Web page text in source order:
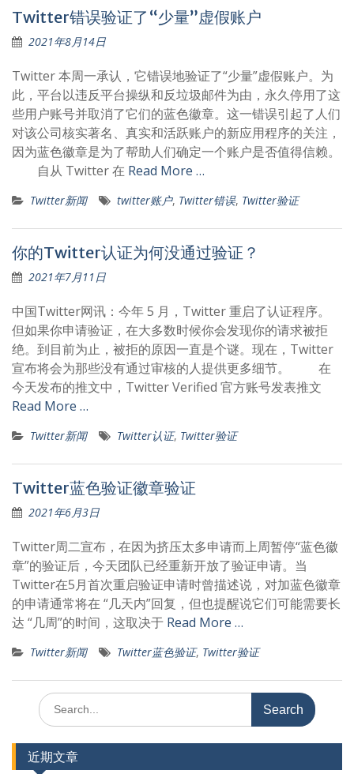
Twitter错误验证了“少量”虚假账户
2021年8月14日
Twitter 本周一承认，它错误地验证了“少量”虚假账户。为
此，平台以违反平台操纵和反垃圾邮件为由，永久停用了这
些用户账号并取消了它们的蓝色徽章。这一错误引起了人们
对该公司核实著名、真实和活跃账户的新应用程序的关注，
因为蓝色徽章是为了帮助人们确定一个账户是否值得信赖。
自从 Twitter 在 Read More …
Twitter新闻 twitter账户, Twitter错误, Twitter验证
你的Twitter认证为何没通过验证？
2021年7月11日
中国Twitter网讯：今年 5 月，Twitter 重启了认证程序。
但如果你申请验证，在大多数时候你会发现你的请求被拒
绝。到目前为止，被拒的原因一直是个谜。现在，Twitter
宣布将会为那些没有通过审核的人提供更多细节。 在
今天发布的推文中，Twitter Verified 官方账号发表推文
Read More …
Twitter新闻 Twitter认证, Twitter验证
Twitter蓝色验证徽章验证
2021年6月3日
Twitter周二宣布，在因为挤压太多申请而上周暂停“蓝色徽
章”的验证后，今天团队已经重新开放了验证申请。当
Twitter在5月首次重启验证申请时曾描述说，对加蓝色徽章
的申请通常将在 “几天内”回复，但也提醒说它们可能需要长
达 “几周”的时间，这取决于 Read More …
Twitter新闻 Twitter蓝色验证, Twitter验证
Search
for:
近期文章